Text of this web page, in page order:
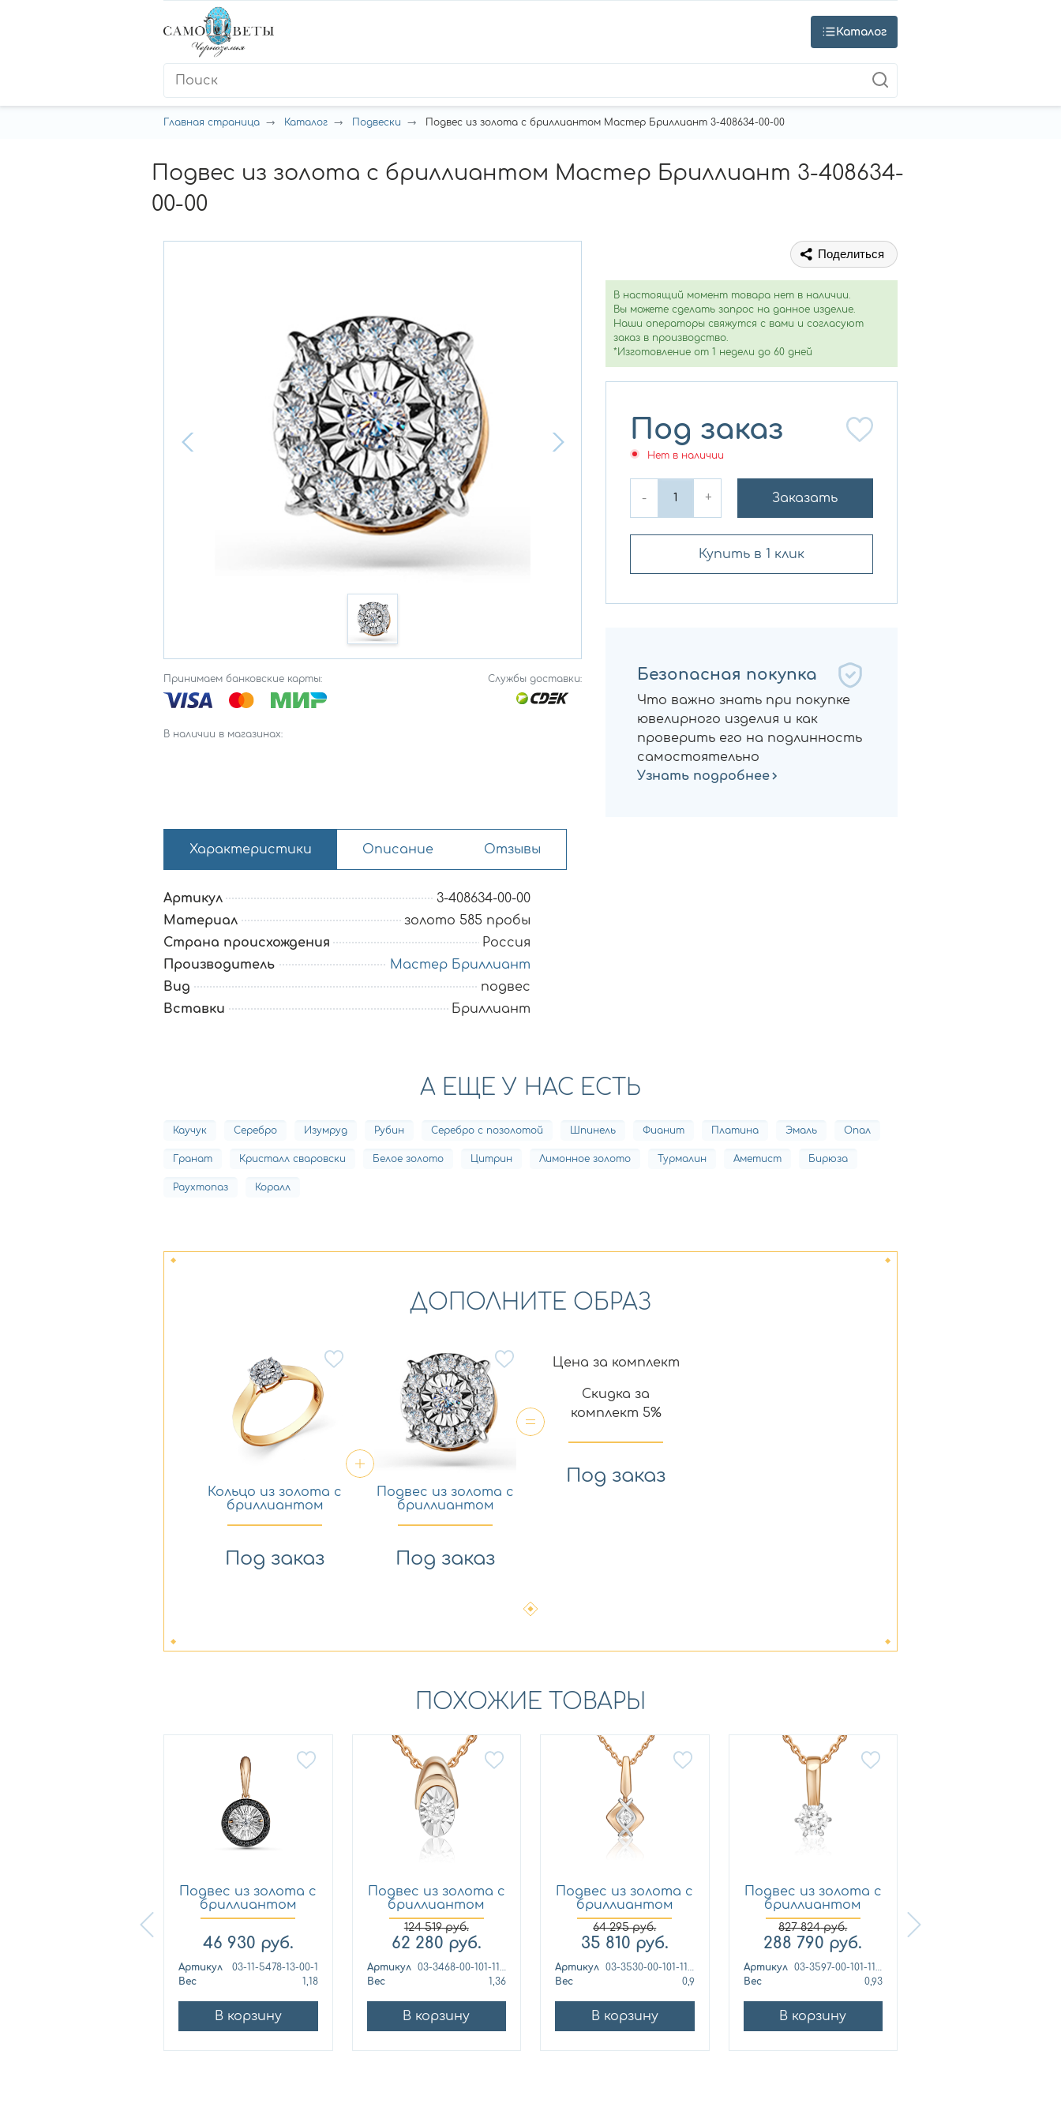
Каталог
Главная страница Каталог Подвески Подвес из золота с бриллиантом Мастер Бриллиант 3-408634-00-00
Подвес из золота с бриллиантом Мастер Бриллиант 3-408634-
00-00
Принимаем банковские карты: Службы доставки:
В наличии в магазинах:
Поделиться
В настоящий момент товара нет в наличии.
Вы можете сделать запрос на данное изделие.
Наши операторы свяжутся с вами и согласуют
заказ в производство.
*Изготовление от 1 недели до 60 дней
Под заказ
Нет в наличии
- + Заказать
Купить в 1 клик
Безопасная покупка
Что важно знать при покупке
ювелирного изделия и как
проверить его на подлинность
самостоятельно
Узнать подробнее
Характеристики Описание Отзывы
Артикул
3-408634-00-00
Материал
золото 585 пробы
Страна происхождения
Россия
Производитель
Мастер Бриллиант
Вид
подвес
Вставки
Бриллиант
А ЕЩЕ У НАС ЕСТЬ
Каучук Серебро Изумруд Рубин Серебро с позолотой Шпинель Фианит Платина Эмаль Опал
Гранат Кристалл сваровски Белое золото Цитрин Лимонное золото Турмалин Аметист Бирюза
Раухтопаз Коралл
ДОПОЛНИТЕ ОБРАЗ
Кольцо из золота с
бриллиантом
Под заказ
Подвес из золота с
бриллиантом
Под заказ
Цена за комплект
Скидка за
комплект 5%
Под заказ
ПОХОЖИЕ ТОВАРЫ
Подвес из золота с
бриллиантом
GRIGOR...
46 930 руб.
Артикул
03-11-5478-13-00-1
Вес
1,18
В корзину
Подвес из золота с
бриллиантом
Платин...
124 519руб.
62 280 руб.
Артикул
03-3468-00-101-1111
Вес
1,36
В корзину
Подвес из золота с
бриллиантом
Платин...
64 295руб.
35 810 руб.
Артикул
03-3530-00-101-1111
Вес
0,9
В корзину
Подвес из золота с
бриллиантом
Платин...
827 824руб.
288 790 руб.
Артикул
03-3597-00-101-1111
Вес
0,93
В корзину